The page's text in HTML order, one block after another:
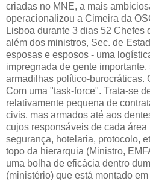
criadas no MNE, a mais
operacionalizou a Cimeira da
Lisboa durante 3 dias 52 Chefes
além dos ministros, Sec. de
esposas e esposos - uma
impregnada de gente
armadilhas político-burocráticas.
Com uma "task-force". Trata-se
relativamente pequena de
civis, mas armados até aos
cujos responsáveis de cada área
segurança, hotelaria, protocolo,
topo da hierarquia (Ministro,
uma bolha de eficácia dentro
(ministério) que está montado